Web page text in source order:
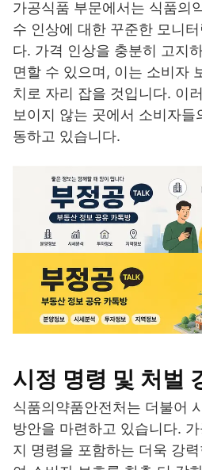
가공식품 부문에서는 식품의
수 인상에 대한 꾸준한 모니
다. 가격 인상을 충분히 고지
면할 수 있으며, 이는 소비자
치로 자리 잡을 것입니다. 이
보이지 않는 곳에서 소비자
동하고 있습니다.
시정 명령 및 처벌
식품의약품안전처는 더불어
방안을 마련하고 있습니다.
지 명령을 포함하는 더욱 강